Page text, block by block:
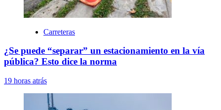
Carreteras
¿Se puede “separar” un estacionamiento en la vía
pública? Esto dice la norma
19 horas atrás